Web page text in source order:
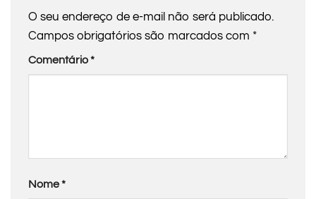
O seu endereço de e-mail não será publicado.
Campos obrigatórios são marcados com *
Comentário*
Nome*